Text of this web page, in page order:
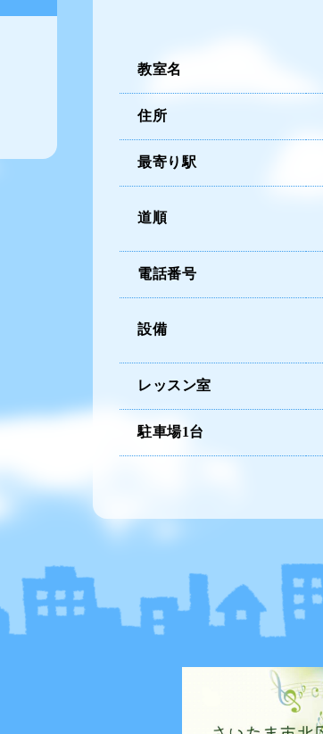
教室名
住所
最寄り駅
道順
電話番号
設備
レッスン室
駐車場1台